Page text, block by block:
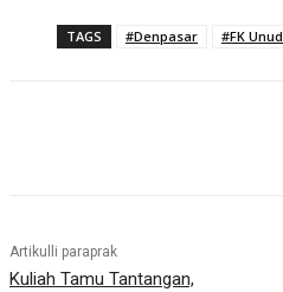
TAGS #Denpasar #FK Unud
Artikulli paraprak
Kuliah Tamu Tantangan,